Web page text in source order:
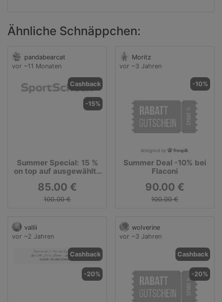
Ähnliche Schnäppchen:
pandabearcat
vor ~11 Monaten
Cashback
-15%
Summer Special: 15 %
on top auf ausgewählte
85.00 €
100.00 €
Moritz
vor ~3 Jahren
-10%
Summer Deal -10% bei
Flaconi
90.00 €
100.00 €
vallii
vor ~2 Jahren
Cashback
-20%
wolverine
vor ~3 Jahren
Cashback
-20%